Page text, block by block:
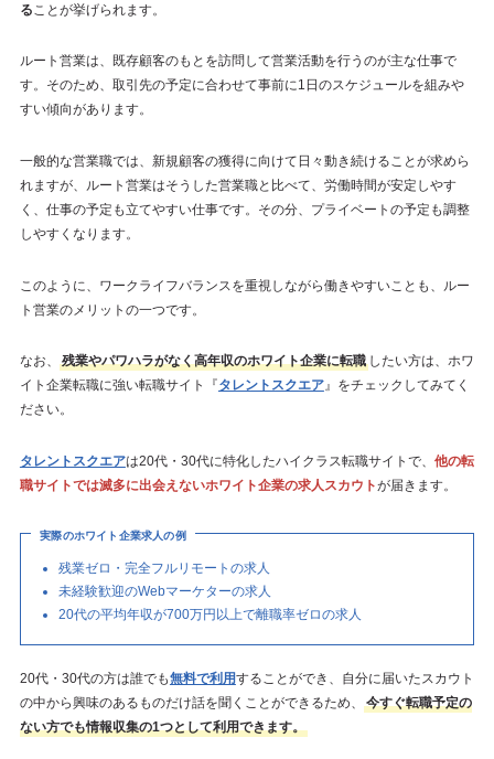
ることが挙げられます。
ルート営業は、既存顧客のもとを訪問して営業活動を行うのが主な仕事で
す。そのため、取引先の予定に合わせて事前に1日のスケジュールを組みや
すい傾向があります。
一般的な営業職では、新規顧客の獲得に向けて日々動き続けることが求めら
れますが、ルート営業はそうした営業職と比べて、労働時間が安定しやす
く、仕事の予定も立てやすい仕事です。その分、プライベートの予定も調整
しやすくなります。
このように、ワークライフバランスを重視しながら働きやすいことも、ルー
ト営業のメリットの一つです。
なお、 残業やパワハラがなく高年収のホワイト企業に転職したい方は、ホワ
イト企業転職に強い転職サイト『タレントスクエア』をチェックしてみてく
ださい。
タレントスクエアは20代・30代に特化したハイクラス転職サイトで、 他の転
職サイトでは滅多に出会えないホワイト企業の求人スカウトが届きます。
実際のホワイト企業求人の例
残業ゼロ・完全フルリモートの求人
未経験歓迎のWebマーケターの求人
20代の平均年収が700万円以上で離職率ゼロの求人
20代・30代の方は誰でも無料で利用することができ、自分に届いたスカウト
の中から興味のあるものだけ話を聞くことができるため、
今すぐ転職予定の
ない方でも情報収集の1つとして利用できます。